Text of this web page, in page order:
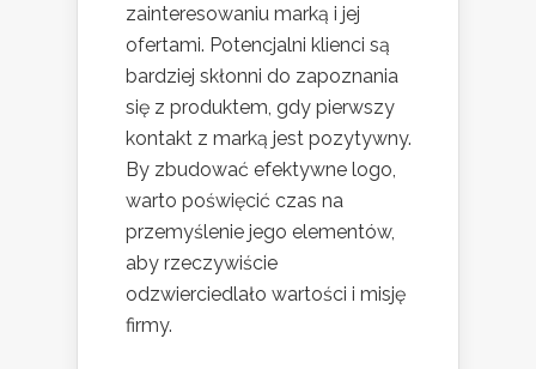
zainteresowaniu marką i jej
ofertami. Potencjalni klienci są
bardziej skłonni do zapoznania
się z produktem, gdy pierwszy
kontakt z marką jest pozytywny.
By zbudować efektywne logo,
warto poświęcić czas na
przemyślenie jego elementów,
aby rzeczywiście
odzwierciedlało wartości i misję
firmy.